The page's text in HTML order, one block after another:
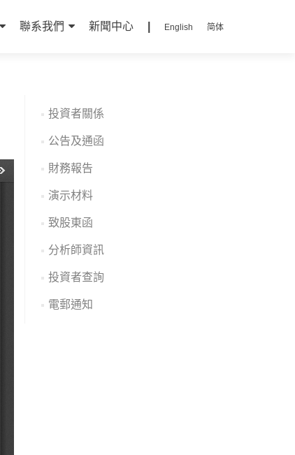
聯系我們 新聞中心 English 简体
投資者關係
公告及通函
財務報告
演示材料
致股東函
分析師資訊
投資者查詢
電郵通知